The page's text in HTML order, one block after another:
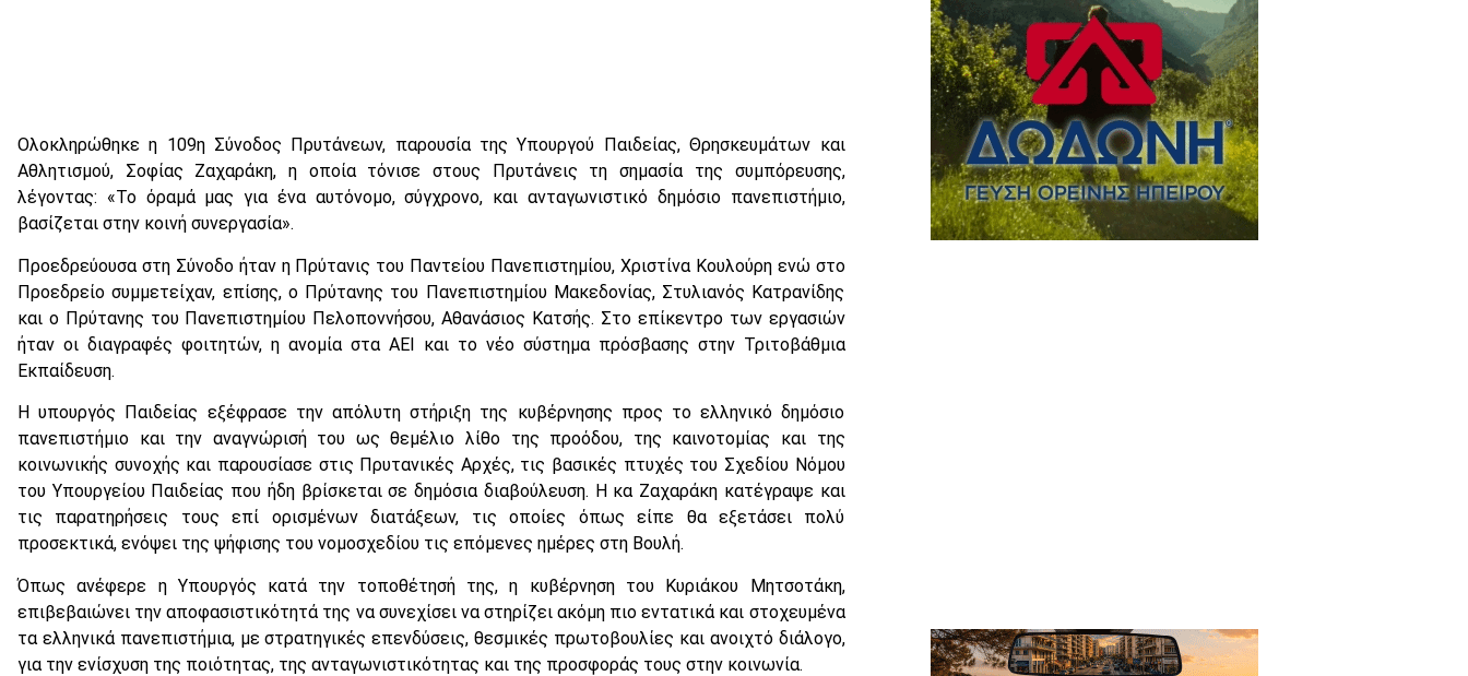
Ολοκληρώθηκε η 109η Σύνοδος Πρυτάνεων, παρουσία της Υπουργού Παιδείας, Θρησκευμάτων και
Αθλητισμού, Σοφίας Ζαχαράκη, η οποία τόνισε στους Πρυτάνεις τη σημασία της συμπόρευσης,
λέγοντας: «Το όραμά μας για ένα αυτόνομο, σύγχρονο, και ανταγωνιστικό δημόσιο πανεπιστήμιο,
βασίζεται στην κοινή συνεργασία».
Προεδρεύουσα στη Σύνοδο ήταν η Πρύτανις του Παντείου Πανεπιστημίου, Χριστίνα Κουλούρη ενώ στο
Προεδρείο συμμετείχαν, επίσης, ο Πρύτανης του Πανεπιστημίου Μακεδονίας, Στυλιανός Κατρανίδης
και ο Πρύτανης του Πανεπιστημίου Πελοποννήσου, Αθανάσιος Κατσής. Στο επίκεντρο των εργασιών
ήταν οι διαγραφές φοιτητών, η ανομία στα ΑΕΙ και το νέο σύστημα πρόσβασης στην Τριτοβάθμια
Εκπαίδευση.
Η υπουργός Παιδείας εξέφρασε την απόλυτη στήριξη της κυβέρνησης προς το ελληνικό δημόσιο
πανεπιστήμιο και την αναγνώρισή του ως θεμέλιο λίθο της προόδου, της καινοτομίας και της
κοινωνικής συνοχής και παρουσίασε στις Πρυτανικές Αρχές, τις βασικές πτυχές του Σχεδίου Νόμου
του Υπουργείου Παιδείας που ήδη βρίσκεται σε δημόσια διαβούλευση. Η κα Ζαχαράκη κατέγραψε και
τις παρατηρήσεις τους επί ορισμένων διατάξεων, τις οποίες όπως είπε θα εξετάσει πολύ
προσεκτικά, ενόψει της ψήφισης του νομοσχεδίου τις επόμενες ημέρες στη Βουλή.
Όπως ανέφερε η Υπουργός κατά την τοποθέτησή της, η κυβέρνηση του Κυριάκου Μητσοτάκη,
επιβεβαιώνει την αποφασιστικότητά της να συνεχίσει να στηρίζει ακόμη πιο εντατικά και στοχευμένα
τα ελληνικά πανεπιστήμια, με στρατηγικές επενδύσεις, θεσμικές πρωτοβουλίες και ανοιχτό διάλογο,
για την ενίσχυση της ποιότητας, της ανταγωνιστικότητας και της προσφοράς τους στην κοινωνία.